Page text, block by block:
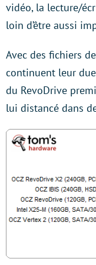
vidéo, la lecture/
loin d’être aussi
Avec des fichiers
continuent leur
du RevoDrive
lui distancé dans